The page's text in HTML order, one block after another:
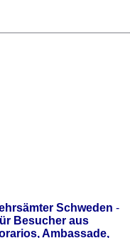
Schweden -
Besucher aus
Ambassade,